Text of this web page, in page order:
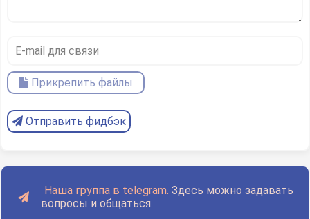
Прикрепить файлы
Отправить фидбэк
Наша группа в telegram. Здесь можно задавать
вопросы и общаться.